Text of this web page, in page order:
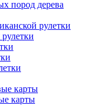
пород дерева
рулетки
карты
карты